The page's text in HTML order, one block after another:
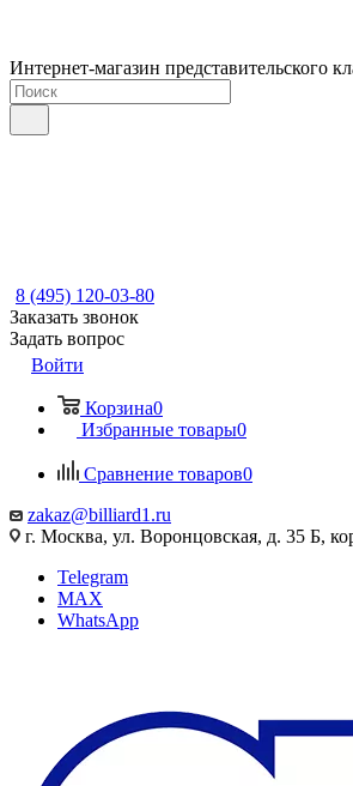
Интернет-магазин представительского
8 (495) 120-03-80
Заказать звонок
Задать вопрос
Войти
Корзина0
Избранные товары0
Сравнение товаров0
zakaz@billiard1.ru
г. Москва, ул. Воронцовская, д. 35 Б,
Telegram
MAX
WhatsApp